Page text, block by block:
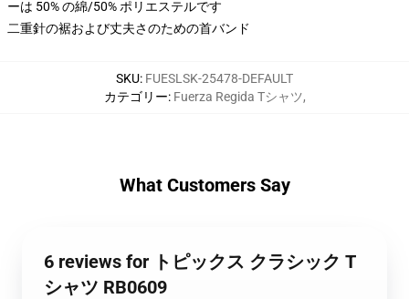
ーは 50% の綿/50% ポリエステルです
二重針の裾および丈夫さのための首バンド
SKU: FUESLSK-25478-DEFAULT
カテゴリー: Fuerza Regida Tシャツ,
What Customers Say
6 reviews for トピックス クラシック T
シャツ RB0609